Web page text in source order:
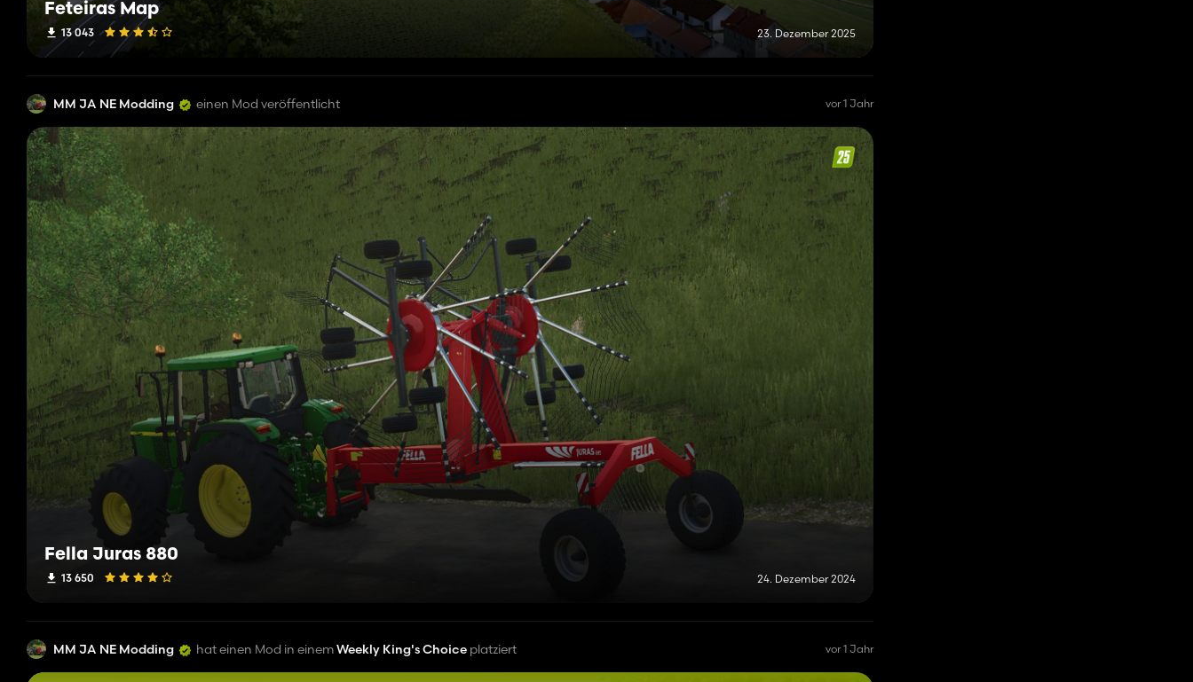
Feteiras Map
13 043 23. Dezember 2025
MM JA NE Modding einen Mod veröffentlicht vor 1 Jahr
Fella Juras 880
13 650 24. Dezember 2024
MM JA NE Modding hat einen Mod in einemWeekly King's Choice platziert vor 1 Jahr